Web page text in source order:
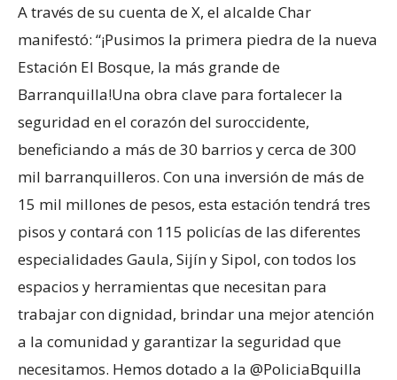
A través de su cuenta de X, el alcalde Char
manifestó: “¡Pusimos la primera piedra de la nueva
Estación El Bosque, la más grande de
Barranquilla!Una obra clave para fortalecer la
seguridad en el corazón del suroccidente,
beneficiando a más de 30 barrios y cerca de 300
mil barranquilleros. Con una inversión de más de
15 mil millones de pesos, esta estación tendrá tres
pisos y contará con 115 policías de las diferentes
especialidades Gaula, Sijín y Sipol, con todos los
espacios y herramientas que necesitan para
trabajar con dignidad, brindar una mejor atención
a la comunidad y garantizar la seguridad que
necesitamos. Hemos dotado a la @PoliciaBquilla